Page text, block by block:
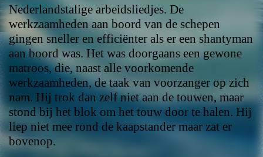
Nederlandstalige arbeidsliedjes. De
werkzaamheden aan boord van de schepen
gingen sneller en efficiënter als er een shantyman
aan boord was. Het was doorgaans een gewone
matroos, die, naast alle voorkomende
werkzaamheden, de taak van voorzanger op zich
nam. Hij trok dan zelf niet aan de touwen, maar
stond bij het blok om het touw door te halen. Hij
liep niet mee rond de kaapstander maar zat er
bovenop.